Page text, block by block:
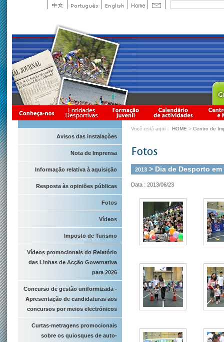
Avisos das instalaçòes
Nota de Imprensa
Informação relativa à aquisição
Resposta às opiniões públicas
Fotos
Vídeos
Imposto de Turismo
Vídeos promocionais do Relatório
das Linhas de Acção Governativa
para 2026
Concurso de gestão uniformizada -
Apresentação de candidaturas aos
concursos por meios electrónicos
Curtas-metragens promocionais
sobre os quiosques de auto-
Você está aqui： HOME > Centro de
2013 > Dia de Desporto em
Data : 2013/06/23